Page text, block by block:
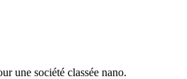
une société classée nano.